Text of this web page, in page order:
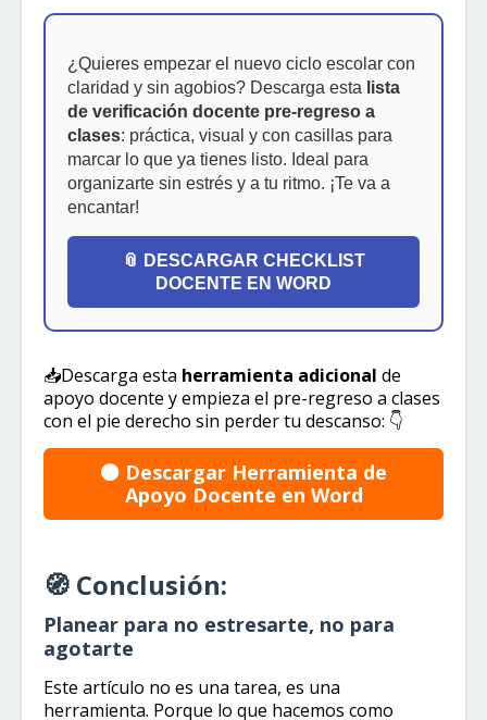
¿Quieres empezar el nuevo ciclo escolar con
claridad y sin agobios? Descarga esta lista
de verificación docente pre-regreso a
clases: práctica, visual y con casillas para
marcar lo que ya tienes listo. Ideal para
organizarte sin estrés y a tu ritmo. ¡Te va a
encantar!
📎 DESCARGAR CHECKLIST
DOCENTE EN WORD
📥Descarga esta herramienta adicional de
apoyo docente y empieza el pre-regreso a clases
con el pie derecho sin perder tu descanso: ​👇​
​​​🟤​​​ Descargar Herramienta de
Apoyo Docente en Word
🧭 Conclusión:
Planear para no estresarte, no para
agotarte
Este artículo no es una tarea, es una
herramienta. Porque lo que hacemos como